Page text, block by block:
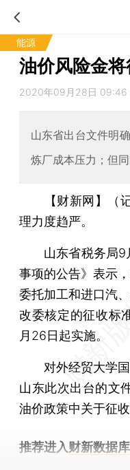
能源
油价风险金
2020年09月28日 09:46
山东省出台文件明
炼厂成本压力；但
【财新网】（
理力度趋严。
山东省税务局9
事项的公告》表示
委托加工和进口汽
改委核定的征收标
月26日起实施。
对外经贸大学国
山东此次出台的文
油价政策中关于征
推荐进入财新数据库